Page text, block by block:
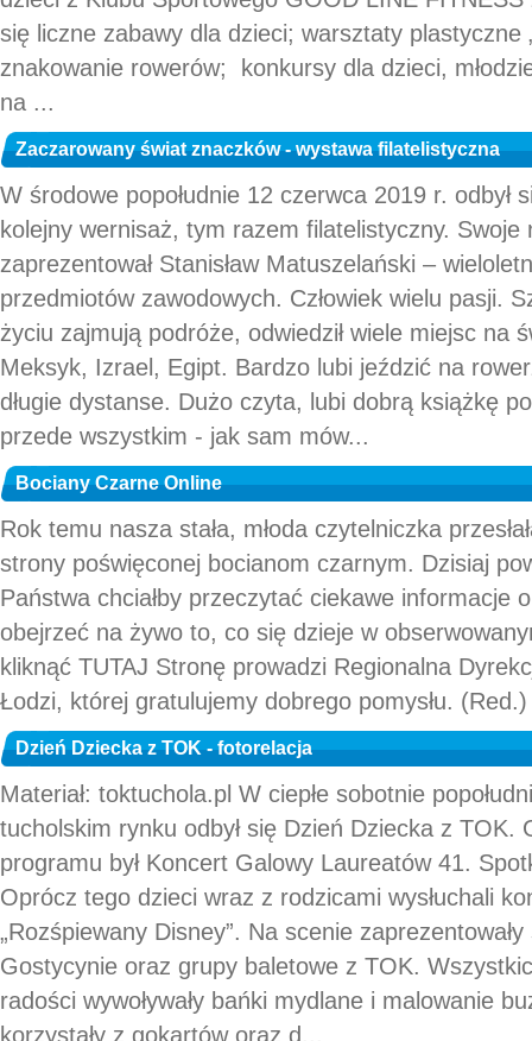
się liczne zabawy dla dzieci; warsztaty
znakowanie rowerów; konkursy dla dzieci,
na ...
Zaczarowany świat znaczków - wystawa filatelistyczna
W środowe popołudnie 12 czerwca 2019 r. odbył
kolejny wernisaż, tym razem filatelistyczny. Swoje
zaprezentował Stanisław Matuszelański –
przedmiotów zawodowych. Człowiek wielu pasji.
życiu zajmują podróże, odwiedził wiele miejsc na
Meksyk, Izrael, Egipt. Bardzo lubi jeździć na
długie dystanse. Dużo czyta, lubi dobrą książkę
przede wszystkim - jak sam mów...
Bociany Czarne Online
Rok temu nasza stała, młoda czytelniczka
strony poświęconej bocianom czarnym. Dzisiaj
Państwa chciałby przeczytać ciekawe informacje
obejrzeć na żywo to, co się dzieje w
kliknąć TUTAJ Stronę prowadzi Regionalna
Łodzi, której gratulujemy dobrego pomysłu.
Dzień Dziecka z TOK - fotorelacja
Materiał: toktuchola.pl W ciepłe sobotnie
tucholskim rynku odbył się Dzień Dziecka z TOK.
programu był Koncert Galowy Laureatów 41.
Oprócz tego dzieci wraz z rodzicami wysłuchali
„Rozśpiewany Disney”. Na scenie
Gostycynie oraz grupy baletowe z TOK.
radości wywoływały bańki mydlane i malowanie
korzystały z gokartów oraz d...